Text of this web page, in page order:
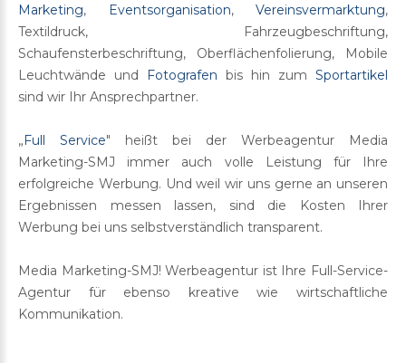
Marketing, Eventsorganisation, Vereinsvermarktung,
Textildruck, Fahrzeugbeschriftung,
Schaufensterbeschriftung, Oberflächenfolierung, Mobile
Leuchtwände und
Fotografen bis hin zum Sportartikel
sind wir Ihr Ansprechpartner.
„Full Service" heißt bei der Werbeagentur Media
Marketing-SMJ immer auch volle Leistung für Ihre
erfolgreiche Werbung. Und weil wir uns gerne an unseren
Ergebnissen messen lassen, sind die Kosten Ihrer
Werbung bei uns selbstverständlich transparent.
Media Marketing-SMJ! Werbeagentur ist Ihre Full-Service-
Agentur für ebenso kreative wie wirtschaftliche
Kommunikation.